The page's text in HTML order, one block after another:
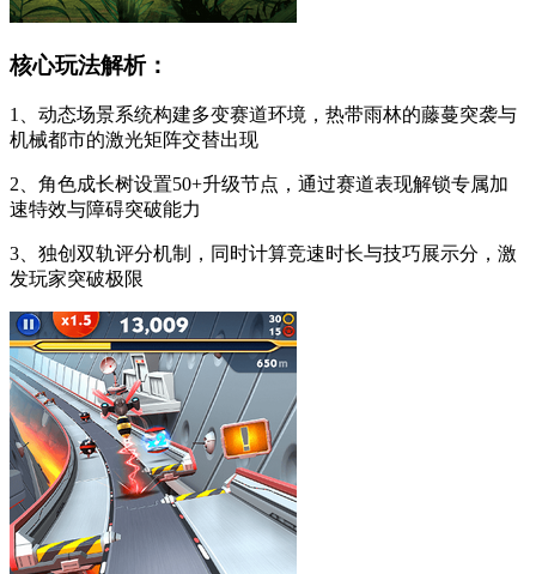
核心玩法解析：
1、动态场景系统构建多变赛道环境，热带雨林的藤蔓突袭与
机械都市的激光矩阵交替出现
2、角色成长树设置50+升级节点，通过赛道表现解锁专属加
速特效与障碍突破能力
3、独创双轨评分机制，同时计算竞速时长与技巧展示分，激
发玩家突破极限